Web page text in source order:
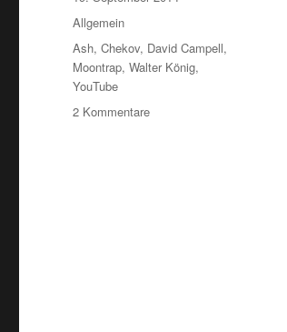
am
Kategorien
Allgemein
Schlagwörter
Ash,Chekov, David Campell,
Moontrap,Walter König,
YouTube
2 Kommentarezu